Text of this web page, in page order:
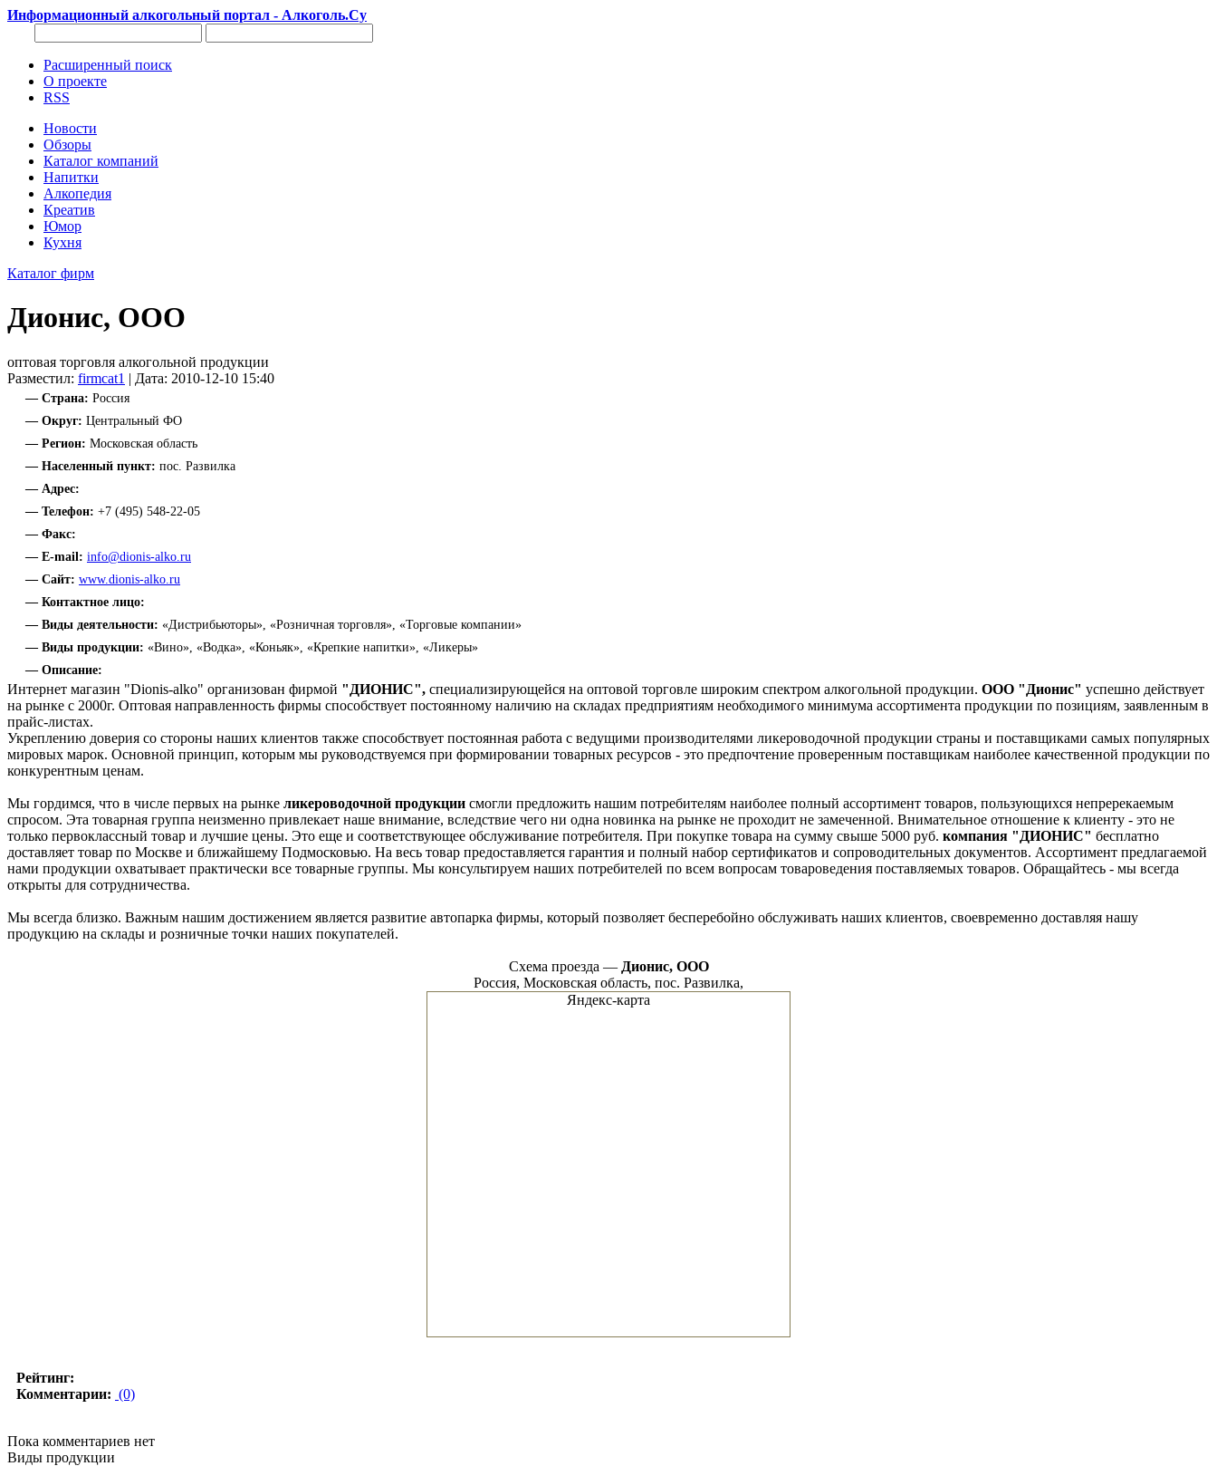
Информационный алкогольный портал - Алкоголь.Су
Расширенный поиск
О проекте
RSS
Новости
Обзоры
Каталог компаний
Напитки
Алкопедия
Креатив
Юмор
Кухня
Каталог фирм
Дионис, ООО
оптовая торговля алкогольной продукции
Разместил: firmcat1 | Дата: 2010-12-10 15:40
— Страна: Россия
— Округ: Центральный ФО
— Регион: Московская область
— Населенный пункт: пос. Развилка
— Адрес:
— Телефон: +7 (495) 548-22-05
— Факс:
— E-mail: info@dionis-alko.ru
— Сайт: www.dionis-alko.ru
— Контактное лицо:
— Виды деятельности: «Дистрибьюторы», «Розничная торговля», «Торговые компании»
— Виды продукции: «Вино», «Водка», «Коньяк», «Крепкие напитки», «Ликеры»
— Описание:
Интернет магазин "Dionis-alko" организован фирмой "ДИОНИС", специализирующейся на оптовой торговле широким спектром алкогольной продукции. ООО "Дионис" успешно действует
на рынке с 2000г. Оптовая направленность фирмы способствует постоянному наличию на складах предприятиям необходимого минимума ассортимента продукции по позициям, заявленным в
прайс-листах.
Укреплению доверия со стороны наших клиентов также способствует постоянная работа с ведущими производителями ликероводочной продукции страны и поставщиками самых популярных
мировых марок. Основной принцип, которым мы руководствуемся при формировании товарных ресурсов - это предпочтение проверенным поставщикам наиболее качественной продукции по
конкурентным ценам.
Мы гордимся, что в числе первых на рынке ликероводочной продукции смогли предложить нашим потребителям наиболее полный ассортимент товаров, пользующихся непререкаемым
спросом. Эта товарная группа неизменно привлекает наше внимание, вследствие чего ни одна новинка на рынке не проходит не замеченной. Внимательное отношение к клиенту - это не
только первоклассный товар и лучшие цены. Это еще и соответствующее обслуживание потребителя. При покупке товара на сумму свыше 5000 руб. компания "ДИОНИС" бесплатно
доставляет товар по Москве и ближайшему Подмосковью. На весь товар предоставляется гарантия и полный набор сертификатов и сопроводительных документов. Ассортимент предлагаемой
нами продукции охватывает практически все товарные группы. Мы консультируем наших потребителей по всем вопросам товароведения поставляемых товаров. Обращайтесь - мы всегда
открыты для сотрудничества.
Мы всегда близко. Важным нашим достижением является развитие автопарка фирмы, который позволяет бесперебойно обслуживать наших клиентов, своевременно доставляя нашу
продукцию на склады и розничные точки наших покупателей.
Схема проезда — Дионис, ООО
Россия, Московская область, пос. Развилка,
Яндекс-карта
Рейтинг:
Комментарии: (0)
Пока комментариев нет
Виды продукции